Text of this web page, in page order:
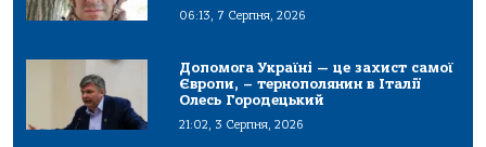
06:13, 7 Серпня, 2026
Допомога Україні — це захист самої
Європи, – тернополянин в Італії
Олесь Городецький
21:02, 3 Серпня, 2026